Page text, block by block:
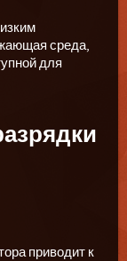
среда,
для
приводит к